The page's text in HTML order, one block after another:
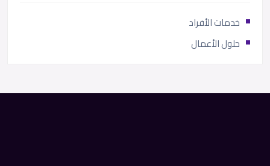
خدمات الأفراد
حلول الأعمال